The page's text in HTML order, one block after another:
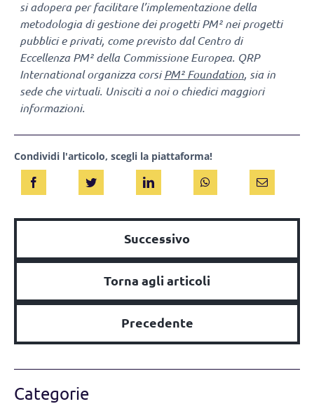
si adopera per facilitare l’implementazione della
metodologia di gestione dei progetti PM² nei progetti
pubblici e privati, come previsto dal Centro di
Eccellenza PM² della Commissione Europea. QRP
International organizza corsiPM² Foundation, sia in
sede che virtuali. Unisciti a noi o chiedici maggiori
informazioni.
Condividi l'articolo, scegli la piattaforma!
Successivo
Torna agli articoli
Precedente
Categorie